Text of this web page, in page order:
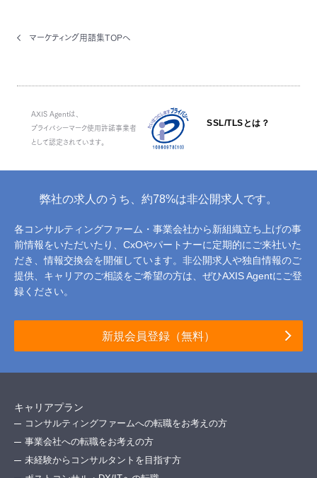
マーケティング用語集TOPへ
AXIS Agentは、
プライバシーマーク使用許諾事業者
として認定されています。
SSL/TLSとは？
弊社の求人のうち、約78%は非公開求人です。
各コンサルティングファーム・事業会社から新組織立ち上げの事
前情報をいただいたり、 CxOやパートナーに定期的にご来社いた
だき、情報交換会を開催しています。 非公開求人や独自情報のご
提供、キャリアのご相談をご希望の方は、ぜひAXIS Agentにご登
録ください。
新規会員登録（無料）
キャリアプラン
コンサルティングファームへの転職をお考えの方
事業会社への転職をお考えの方
未経験からコンサルタントを目指す方